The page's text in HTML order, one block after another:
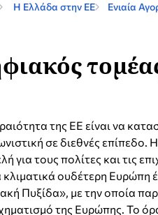
Η Ελλάδα στην ΕΕ Ενιαία
της ΕΕ είναι να
σε διεθνές
για τους πολίτες και τις
κλιματικά ουδέτερη
Πυξίδα», με την οποία
της Ευρώπης. Το